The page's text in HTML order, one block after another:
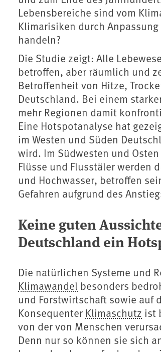
Lebensbereiche sind vom
Klimarisiken durch
handeln?
Die Studie zeigt: Alle
betroffen, aber räumlich und
Betroffenheit von Hitze,
Deutschland. Bei einem
mehr Regionen damit
Eine Hotspotanalyse hat
im Westen und Süden
wird. Im Südwesten und
Flüsse und Flusstäler werden
und Hochwasser, betroffen
Gefahren aufgrund des
Keine guten
Deutschland ein
Die natürlichen Systeme und
Klimawandel besonders
und Forstwirtschaft sowie auf
Konsequenter Klimaschutz ist
von der von Menschen
Denn nur so können sie sich